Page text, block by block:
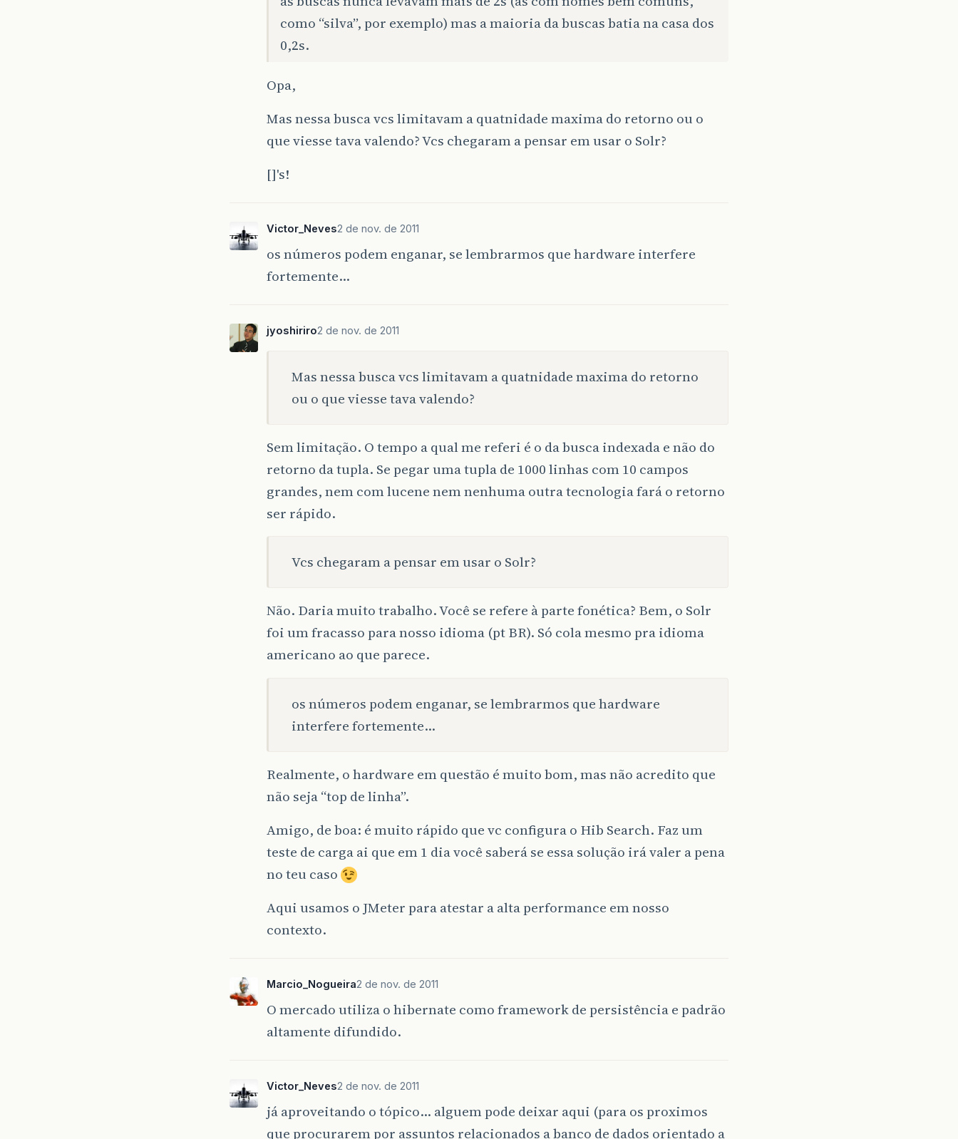
como “silva”, por exemplo) mas a maioria da buscas batia na casa dos
0,2s.
Opa,
Mas nessa busca vcs limitavam a quatnidade maxima do retorno ou o
que viesse tava valendo? Vcs chegaram a pensar em usar o Solr?
[]'s!
Victor_Neves2 de nov. de 2011
os números podem enganar, se lembrarmos que hardware interfere
fortemente…
jyoshiriro2 de nov. de 2011
Mas nessa busca vcs limitavam a quatnidade maxima do retorno
ou o que viesse tava valendo?
Sem limitação. O tempo a qual me referi é o da busca indexada e não do
retorno da tupla. Se pegar uma tupla de 1000 linhas com 10 campos
grandes, nem com lucene nem nenhuma outra tecnologia fará o retorno
ser rápido.
Vcs chegaram a pensar em usar o Solr?
Não. Daria muito trabalho. Você se refere à parte fonética? Bem, o Solr
foi um fracasso para nosso idioma (pt BR). Só cola mesmo pra idioma
americano ao que parece.
os números podem enganar, se lembrarmos que hardware
interfere fortemente…
Realmente, o hardware em questão é muito bom, mas não acredito que
não seja “top de linha”.
Amigo, de boa: é muito rápido que vc configura o Hib Search. Faz um
teste de carga ai que em 1 dia você saberá se essa solução irá valer a pena
no teu caso
Aqui usamos o JMeter para atestar a alta performance em nosso
contexto.
Marcio_Nogueira2 de nov. de 2011
O mercado utiliza o hibernate como framework de persistência e padrão
altamente difundido.
Victor_Neves2 de nov. de 2011
já aproveitando o tópico… alguem pode deixar aqui (para os proximos
que procurarem por assuntos relacionados a banco de dados orientado a